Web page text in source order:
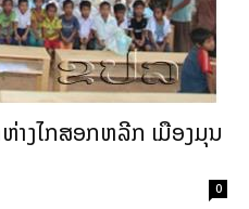
າງໄກສອກຫລີກ ເມືອງມຸນ
0